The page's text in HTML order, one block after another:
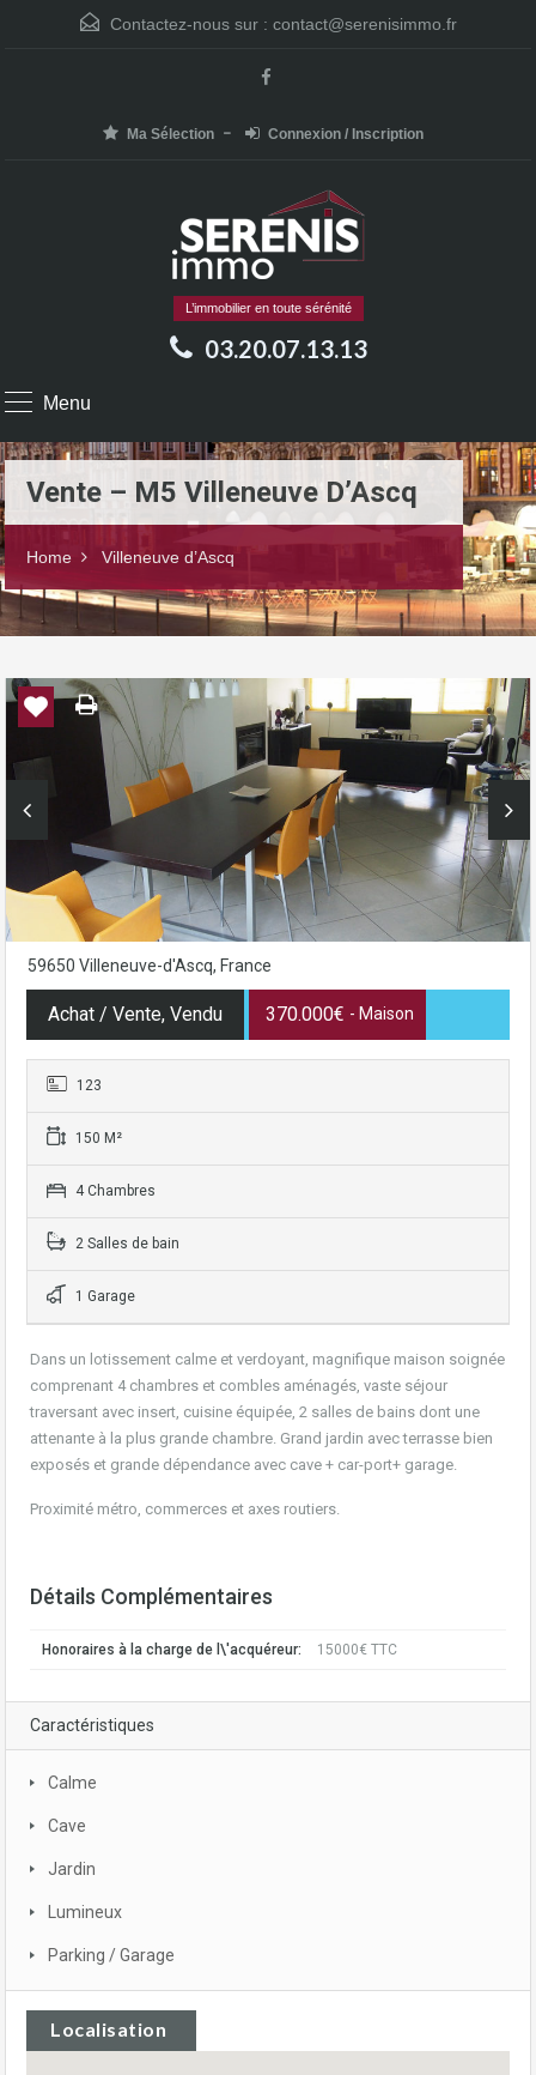
Contactez-nous sur : contact@serenisimmo.fr
Ma Sélection Connexion / Inscription
L’immobilier en toute sérénité
03.20.07.13.13
Menu
Vente – M5 Villeneuve D’Ascq
Home Villeneuve d’Ascq
59650 Villeneuve-d'Ascq, France
Achat / Vente, Vendu 370.000€ - Maison
123
150 M²
4 Chambres
2 Salles de bain
1 Garage
Dans un lotissement calme et verdoyant, magnifique maison soignée
comprenant 4 chambres et combles aménagés, vaste séjour
traversant avec insert, cuisine équipée, 2 salles de bains dont une
attenante à la plus grande chambre. Grand jardin avec terrasse bien
exposés et grande dépendance avec cave + car-port+ garage.
Proximité métro, commerces et axes routiers.
Détails Complémentaires
Honoraires à la charge de l\'acquéreur: 15000€ TTC
Caractéristiques
Calme
Cave
Jardin
Lumineux
Parking / Garage
Localisation